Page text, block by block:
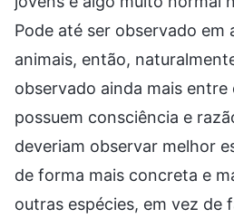
Pode até ser observado em
animais, então,
observado ainda mais entre
possuem consciência e
deveriam observar melhor
de forma mais concreta e
outras espécies, em vez de